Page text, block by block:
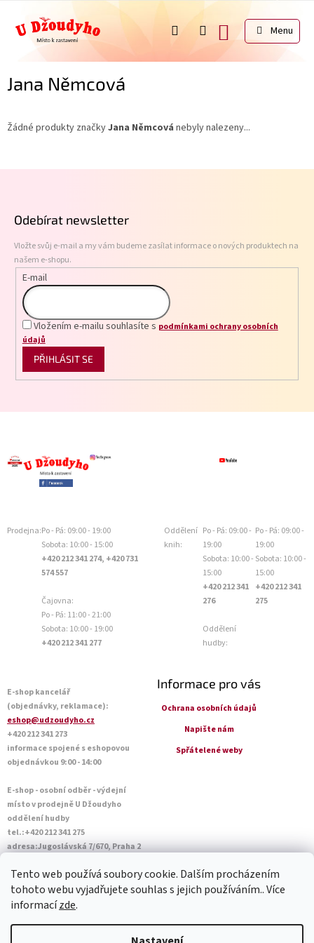
Tento web používá soubory cookie. Dalším procházením
tohoto webu vyjadřujete souhlas s jejich používáním.. Více
informacízde.
obsah
NÁKUPNÍ
KOŠÍK
Jana Němcová
Žádné produkty značkyJana Němcová nebyly nalezeny...
Odebírat newsletter
Vložte svůj e-mail a my vám budeme zasílat informace o nových produktech na
našem e-shopu.
E-mail
Vložením e-mailu souhlasíte s podmínkami ochrany osobních
údajů
PŘIHLÁSIT SE
Prodejna:Po - Pá: 09:00 - 19:00
Sobota: 10:00 - 15:00
+420 212 341 274, +420 731
574 557
Čajovna:
Po - Pá: 11:00 - 21:00
Sobota: 10:00 - 19:00
+420 212 341 277
Oddělení
knih:
Po - Pá: 09:00 -
19:00
Sobota: 10:00 -
15:00
+420 212 341
276
Oddělení
hudby:
Po - Pá: 09:00 -
19:00
Sobota: 10:00 -
15:00
+420 212 341
275
E-shop kancelář
(objednávky, reklamace):
eshop@udzoudyho.cz
+420 212 341 273
informace spojené s eshopovou
objednávkou 9:00 - 14:00
E-shop - osobní odběr - výdejní
místo v prodejně U Džoudyho
oddělení hudby
tel.:+420 212 341 275
adresa:Jugoslávská 7/670, Praha 2
Sobota: 10:00 - 14:45
Informace pro vás
Ochrana osobních údajů
Napište nám
Spřátelené weby